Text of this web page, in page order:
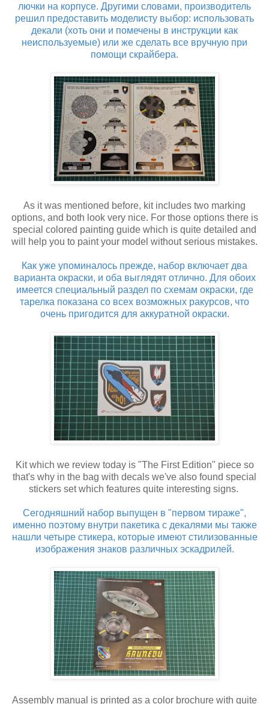
лючки на корпусе. Другими словами, производитель
решил предоставить моделисту выбор: использовать
декали (хоть они и помечены в инструкции как
неиспользуемые) или же сделать все вручную при
помощи скрайбера.
As it was mentioned before, kit includes two marking
options, and both look very nice. For those options there is
special colored painting guide which is quite detailed and
will help you to paint your model without serious mistakes.
Как уже упоминалось прежде, набор включает два
варианта окраски, и оба выглядят отлично. Для обоих
имеется специальный раздел по схемам окраски, где
тарелка показана со всех возможных ракурсов, что
очень пригодится для аккуратной окраски.
Kit which we review today is "The First Edition" piece so
that's why in the bag with decals we've also found special
stickers set which features quite interesting signs.
Сегодняшний набор выпущен в "первом тираже",
именно поэтому внутри пакетика с декалями мы также
нашли четыре стикера, которые имеют стилизованные
изображения знаков различных эскадрилей.
Assembly manual is printed as a color brochure with quite